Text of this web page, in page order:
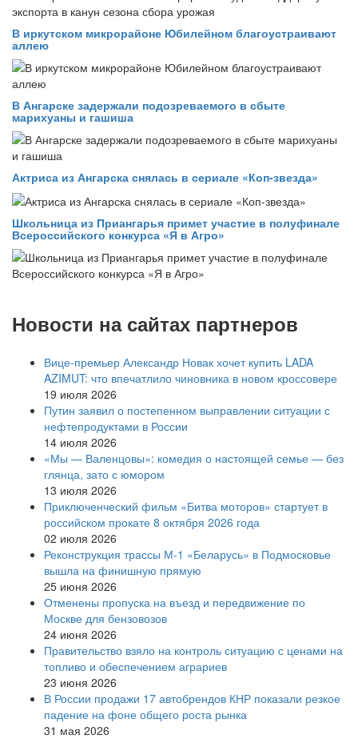
В иркутском микрорайоне Юбилейном благоустраивают
аллею
В Ангарске задержали подозреваемого в сбыте
марихуаны и гашиша
Актриса из Ангарска снялась в сериале «Коп-звезда»
Школьница из Приангарья примет участие в полуфинале
Всероссийского конкурса «Я в Агро»
Новости на сайтах партнеров
Вице‑премьер Александр Новак хочет купить LADA
AZIMUT: что впечатлило чиновника в новом кроссовере
19 июля 2026
Путин заявил о постепенном выправлении ситуации с
нефтепродуктами в России
14 июля 2026
«Мы — Валенцовы»: комедия о настоящей семье — без
глянца, зато с юмором
13 июля 2026
Приключенческий фильм «Битва моторов» стартует в
российском прокате 8 октября 2026 года
02 июля 2026
Реконструкция трассы М-1 «Беларусь» в Подмосковье
вышла на финишную прямую
25 июня 2026
Отменены пропуска на въезд и передвижение по
Москве для бензовозов
24 июня 2026
Правительство взяло на контроль ситуацию с ценами на
топливо и обеспечением аграриев
23 июня 2026
В России продажи 17 автобрендов КНР показали резкое
падение на фоне общего роста рынка
31 мая 2026